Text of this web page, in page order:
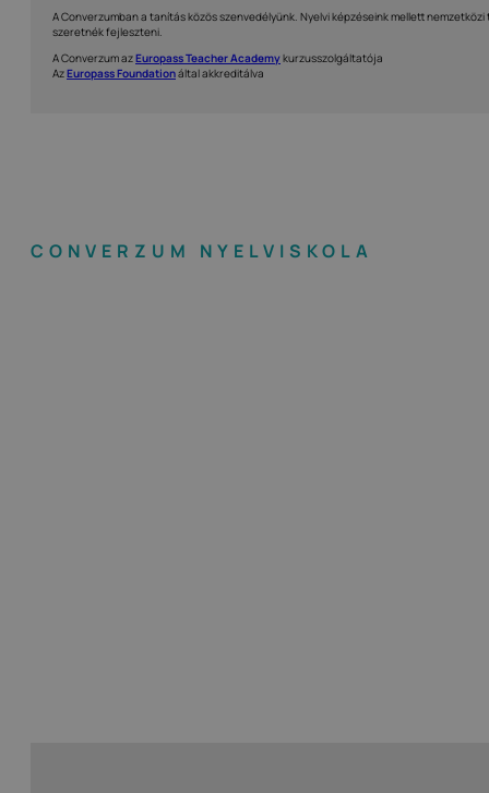
A Converzumban a tanítás közös szenvedélyünk. Nyelvi képzéseink mellett
szeretnék fejleszteni.
A Converzum azEuropass Teacher Academykurzusszolgáltatója
AzEuropass Foundationáltal akkreditálva
CONVERZUM NYELVISKOLA